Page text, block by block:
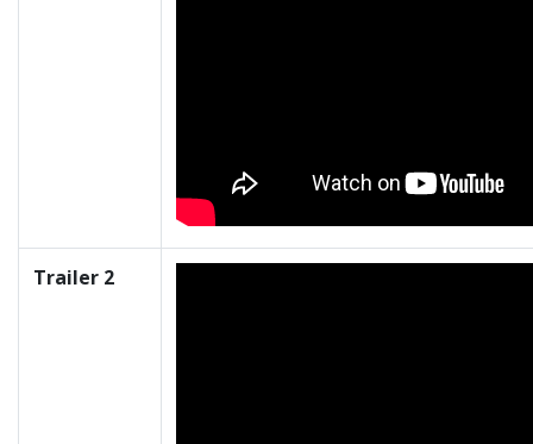
Trailer 2